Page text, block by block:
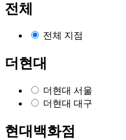
전체
전체 지점
더현대
더현대 서울
더현대 대구
현대백화점